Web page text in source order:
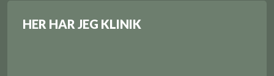
HER HAR JEG KLINIK